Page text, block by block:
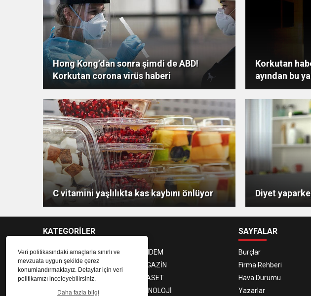
Veri politikasındaki amaçlarla sınırlı ve
mevzuata uygun şekilde çerez
konumlandırmaktayız. Detaylar için veri
politikamızı inceleyebilirsiniz.
Daha fazla bilgi
Hong Kong’dan sonra şimdi de ABD!
Korkutan corona virüs haberi
Korkutan
ayından bu
C vitamini yaşlılıkta kas kaybını önlüyor Diyet
KATEGORİLER
EKONOMİ
GÜNDEM
DÜNYA
MAGAZİN
SAĞLIK
SİYASET
SPOR
TEKNOLOJİ
SAYFALAR
Burçlar
Firma Rehberi
Hava Durumu
Yazarlar